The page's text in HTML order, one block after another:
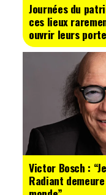
Journées du
ces lieux
ouvrir leurs
Victor Bosch :
Radiant